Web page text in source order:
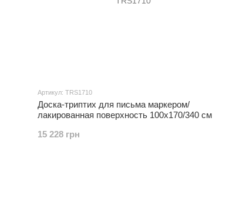
Артикул: TRS1710
Доска-триптих для письма маркером/
лакированная поверхность 100x170/340 см
15 228 грн